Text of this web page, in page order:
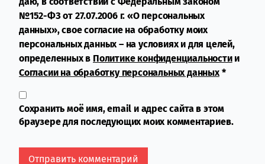
№152-ФЗ от 27.07.2006 г. «О персональных
данных», свое согласие на обработку моих
персональных данных – на условиях и для целей,
определенных в Политике конфиденциальностии
Согласии на обработку персональных данных*
Сохранить моё имя, email и адрес сайта в этом
браузере для последующих моих комментариев.